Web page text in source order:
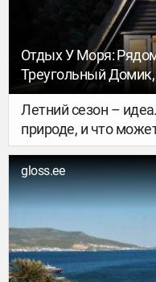
Отдых У Моря:
Треугольный Домик,
Выходные
Летний сезон –
природе, и что
его в необычном,
домике в стиле A-
шалашей стал
заслуженно
любителей
gloss.ee